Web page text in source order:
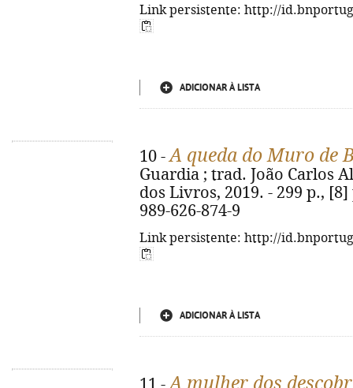
Link persistente: http://
ADICIONAR À LISTA
10 -A queda do Muro de
Guardia ; trad. João Carlos
dos Livros, 2019. - 299 p.,
989-626-874-9
Link persistente: http://
ADICIONAR À LISTA
A mulher dos